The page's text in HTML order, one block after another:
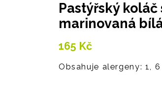
Pastýřský
marinovaná
165 Kč
Obsahuje alergeny: 1, 6